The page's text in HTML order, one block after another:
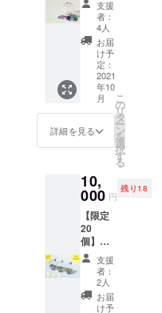
写真は
イメー
ジにな
りま
す。 ※
ピアス
をスト
ラップ
に変更
す。そ
の際は
ントお
願いし
ます。
を入れ
ていま
す。こ
ちらを
ご理解
の上ご
支援お
願いし
ます。
※ガラス
衝撃に
より割
れてし
まう恐
れがあ
りま
す。 ※
写真は
イメー
ジにな
りま
ガラス
ドーム
の大き
さ 直
径18㎜
・ピア
ス素
材：
メッ
キ、中
ますの
で強い
より割
れてし
まう恐
れがあ
りま
す。 ※
ピアス
をスト
料・税
込 ・訳
あり宝
石入り
ガラス
ドーム
スト
ラッ
プ 1
個 ・
お礼の
情報
・ガラ
スドー
ムの大
きさ
直径18
㎜ ※宝
石の内
容：欠
け・割
れ・汚
支援
者：
4人
お届
け予
定：
2021
年10
月
詳細を見る
こ
の
リ
タ
ー
ン
を
選
択
す
る
10,
000 円
残り18
【限定
20
個】
星の玉
オーナ
メント
10000
円 送
支援
者：
2人
お届
け予